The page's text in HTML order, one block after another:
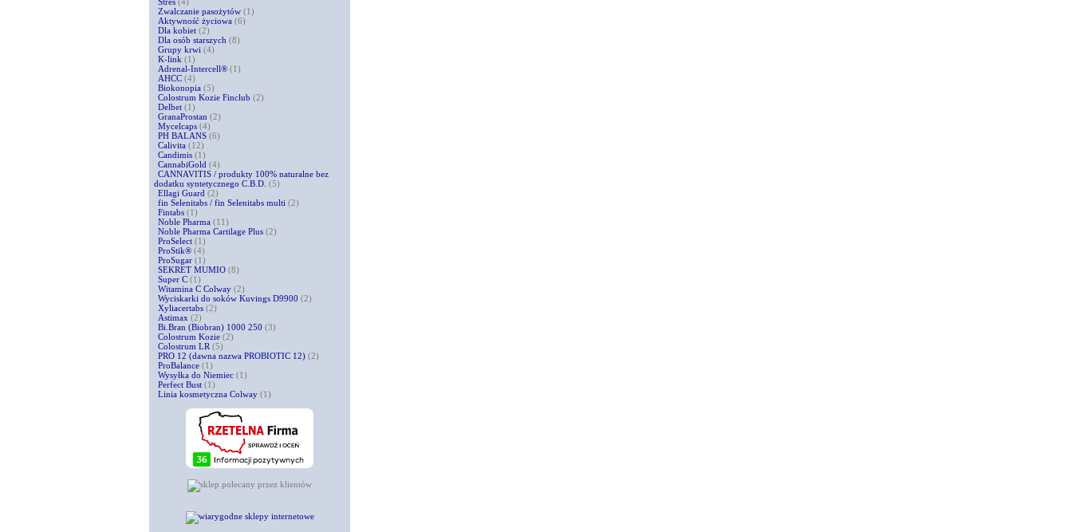
Zwalczanie pasożytów (1)
Aktywność życiowa (6)
Dla kobiet (2)
Dla osób starszych (8)
Grupy krwi (4)
K-link (1)
Adrenal-Intercell® (1)
AHCC (4)
Biokonopia (5)
Colostrum Kozie Finclub (2)
Delbet (1)
GranaProstan (2)
Mycelcaps (4)
PH BALANS (6)
Calivita (12)
Candimis (1)
CannabiGold (4)
CANNAVITIS / produkty 100% naturalne bez
dodatku syntetycznego C.B.D. (5)
Ellagi Guard (2)
fin Selenitabs / fin Selenitabs multi (2)
Fintabs (1)
Noble Pharma (11)
Noble Pharma Cartilage Plus (2)
ProSelect (1)
ProStik® (4)
ProSugar (1)
SEKRET MUMIO (8)
Super C (1)
Witamina C Colway (2)
Wyciskarki do soków Kuvings D9900 (2)
Xyliacertabs (2)
Astimax (2)
Bi.Bran (Biobran) 1000 250 (3)
Colostrum Kozie (2)
Colostrum LR (5)
PRO 12 (dawna nazwa PROBIOTIC 12) (2)
ProBalance (1)
Wysyłka do Niemiec (1)
Perfect Bust (1)
Linia kosmetyczna Colway (1)